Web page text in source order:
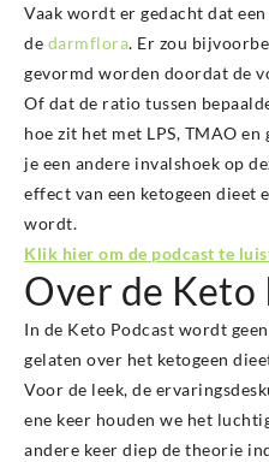
Vaak wordt er gedacht dat
de darmflora. Er zou
gevormd worden doordat de
Of dat de ratio tussen
hoe zit het met LPS, TMAO
je een andere invalshoek op
effect van een ketogeen dieet
wordt.
Klik hier om de podcast te
Over de Keto
In de Keto Podcast wordt
gelaten over het ketogeen
Voor de leek, de
ene keer houden we het
andere keer diep de theorie